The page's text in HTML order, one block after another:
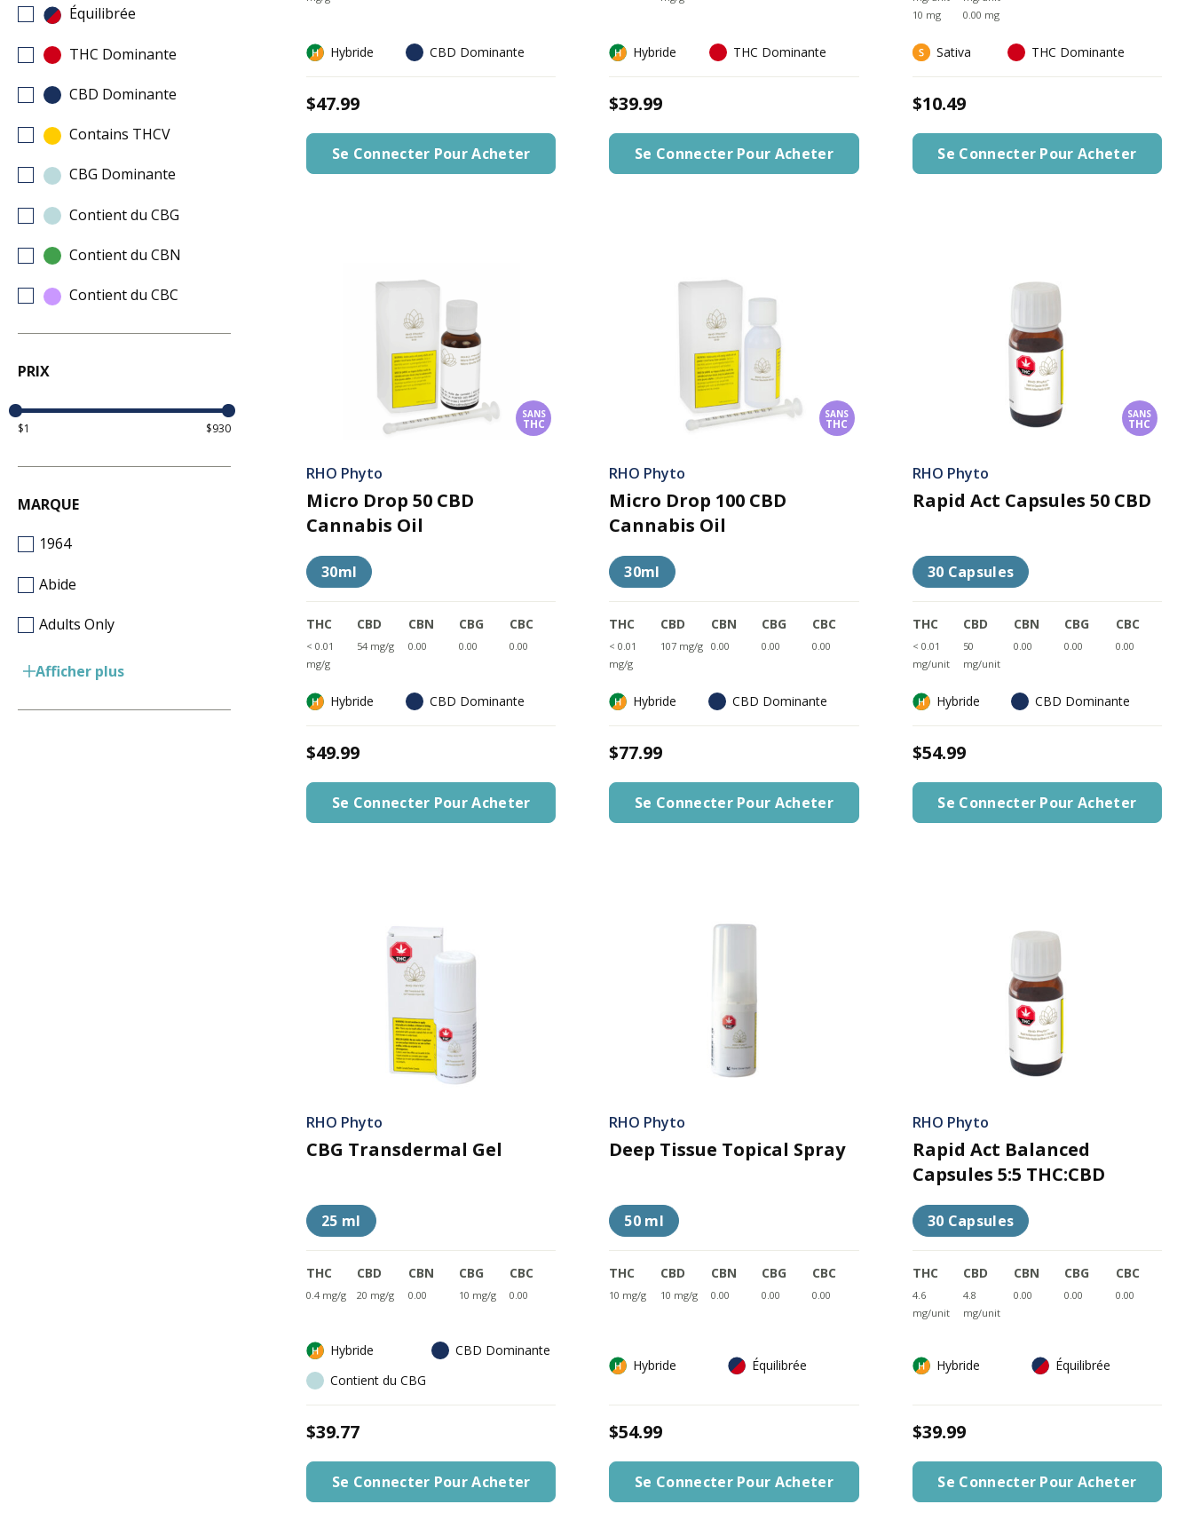
Équilibrée
THC Dominante
CBD Dominante
Contains THCV
CBG Dominante
Contient du CBG
Contient du CBN
Contient du CBC
PRIX
$1 $930
MARQUE
1964
Abide
Adults Only
Afficher plus
Hybride CBD Dominante
$47.99
Se Connecter Pour Acheter
Hybride THC Dominante
$39.99
Se Connecter Pour Acheter
10 mg
0.00 mg
Sativa THC Dominante
$10.49
Se Connecter Pour Acheter
SANS
THC
RHO Phyto
Micro Drop 50 CBD
Cannabis Oil
30ml
THC
< 0.01
mg/g
CBD
54 mg/g
CBN
0.00
CBG
0.00
CBC
0.00
Hybride CBD Dominante
$49.99
Se Connecter Pour Acheter
SANS
THC
RHO Phyto
Micro Drop 100 CBD
Cannabis Oil
30ml
THC
< 0.01
mg/g
CBD
107 mg/g
CBN
0.00
CBG
0.00
CBC
0.00
Hybride CBD Dominante
$77.99
Se Connecter Pour Acheter
SANS
THC
RHO Phyto
Rapid Act Capsules 50 CBD
30 Capsules
THC
< 0.01
mg/unit
CBD
50
mg/unit
CBN
0.00
CBG
0.00
CBC
0.00
Hybride CBD Dominante
$54.99
Se Connecter Pour Acheter
RHO Phyto
CBG Transdermal Gel
25 ml
THC
0.4 mg/g
CBD
20 mg/g
CBN
0.00
CBG
10 mg/g
CBC
0.00
Hybride
CBD Dominante
Contient du CBG
$39.77
Se Connecter Pour Acheter
RHO Phyto
Deep Tissue Topical Spray
50 ml
THC
10 mg/g
CBD
10 mg/g
CBN
0.00
CBG
0.00
CBC
0.00
Hybride Équilibrée
$54.99
Se Connecter Pour Acheter
RHO Phyto
Rapid Act Balanced
Capsules 5:5 THC:CBD
30 Capsules
THC
4.6
mg/unit
CBD
4.8
mg/unit
CBN
0.00
CBG
0.00
CBC
0.00
Hybride Équilibrée
$39.99
Se Connecter Pour Acheter